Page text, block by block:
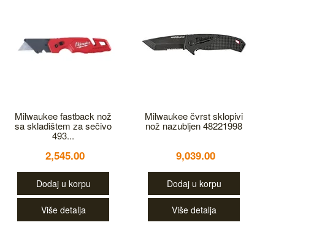
Milwaukee fastback nož
sa skladištem za sečivo
493...
2,545.00
Dodaj u korpu
Više detalja
Milwaukee čvrst sklopivi
nož nazubljen 48221998
9,039.00
Dodaj u korpu
Više detalja